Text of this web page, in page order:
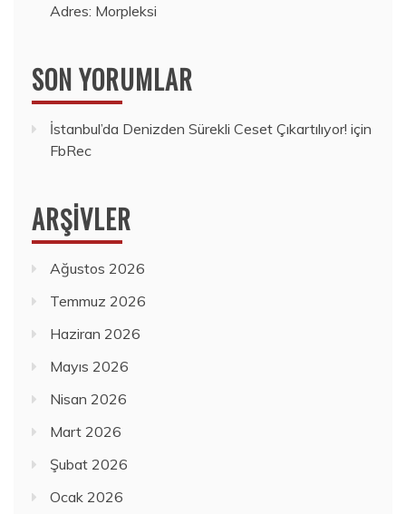
Adres: Morpleksi
SON YORUMLAR
İstanbul’da Denizden Sürekli Ceset Çıkartılıyor! için
FbRec
ARŞIVLER
Ağustos 2026
Temmuz 2026
Haziran 2026
Mayıs 2026
Nisan 2026
Mart 2026
Şubat 2026
Ocak 2026